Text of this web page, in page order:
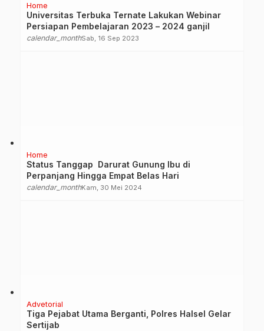
Home
Universitas Terbuka Ternate Lakukan Webinar
Persiapan Pembelajaran 2023 – 2024 ganjil
calendar_monthSab, 16 Sep 2023
Home
Status Tanggap Darurat Gunung Ibu di
Perpanjang Hingga Empat Belas Hari
calendar_monthKam, 30 Mei 2024
Advetorial
Tiga Pejabat Utama Berganti, Polres Halsel Gelar
Sertijab